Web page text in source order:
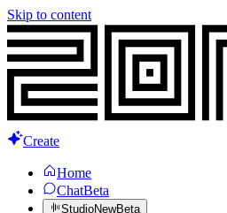
Skip to content
Create
Home
ChatBeta
StudioNewBeta